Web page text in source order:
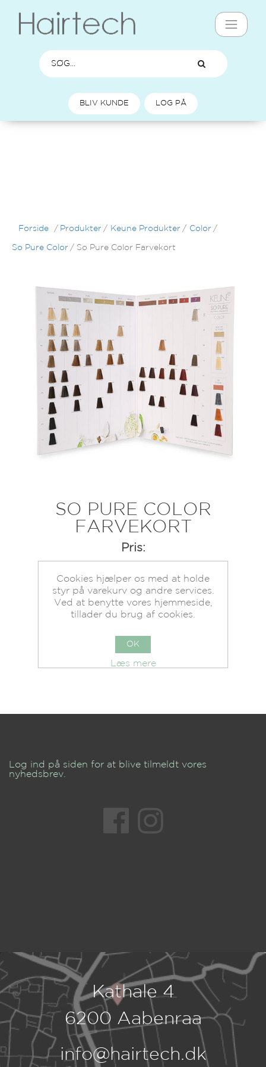
BLIV KUNDE LOG PÅ
Forside / Produkter / Keune Produkter / Color /
So Pure Color / So Pure Color Farvekort
SO PURE COLOR
FARVEKORT
Pris:
Varenummer: 551059
Beholdning: På lager.
Log ind på siden for at blive tilmeldt vores
nyhedsbrev.
Kathale 4
6200 Aabenraa
info@hairtech.dk
Cookies hjælper os med at holde
styr på varekurv og andre services.
Ved at benytte vores hjemmeside,
tillader du brug af cookies.
OK
Læs mere